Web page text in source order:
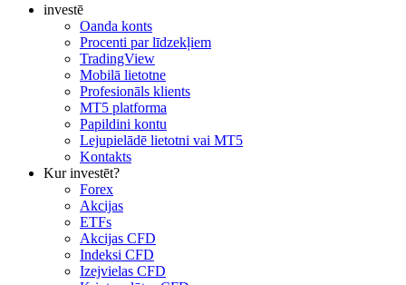
investē
Oanda konts
Procenti par līdzekļiem
TradingView
Mobilā lietotne
Profesionāls klients
MT5 platforma
Papildini kontu
Lejupielādē lietotni vai MT5
Kontakts
Kur investēt?
Forex
Akcijas
ETFs
Akcijas CFD
Indeksi CFD
Izejvielas CFD